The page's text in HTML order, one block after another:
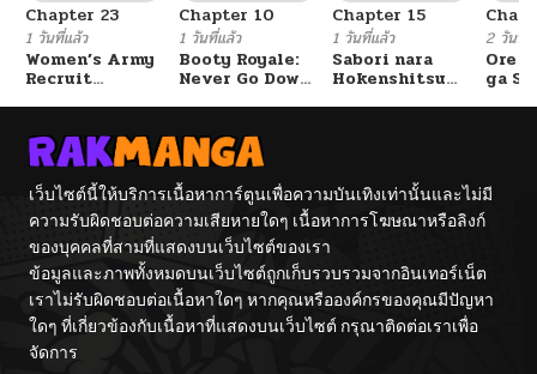
Chapter 23
1 วันที่แล้ว
Women’s Army
Recruit
Chapter 10
1 วันที่แล้ว
Booty Royale:
Never Go Down
Chapter 15
1 วันที่แล้ว
Sabori nara
Hokenshitsu
2 วันที่แ
Ore
ga
เว็บไซต์นี้ให้บริการเนื้อหาการ์ตูนเพื่อความบันเทิงเท่านั้นและไม่มี
ความรับผิดชอบต่อความเสียหายใดๆ เนื้อหาการโฆษณาหรือลิงก์
ของบุคคลที่สามที่แสดงบนเว็บไซต์ของเรา
ข้อมูลและภาพทั้งหมดบนเว็บไซต์ถูกเก็บรวบรวมจากอินเทอร์เน็ต
เราไม่รับผิดชอบต่อเนื้อหาใดๆ หากคุณหรือองค์กรของคุณมีปัญหา
ใดๆ ที่เกี่ยวข้องกับเนื้อหาที่แสดงบนเว็บไซต์ กรุณาติดต่อเราเพื่อ
จัดการ